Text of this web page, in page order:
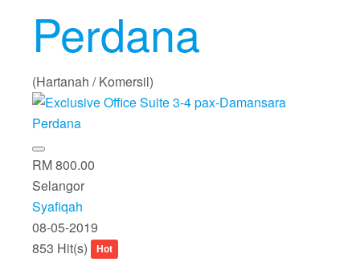
Perdana
(Hartanah / Komersil)
RM 800.00
Selangor
Syafiqah
08-05-2019
853 Hit(s)
Hot